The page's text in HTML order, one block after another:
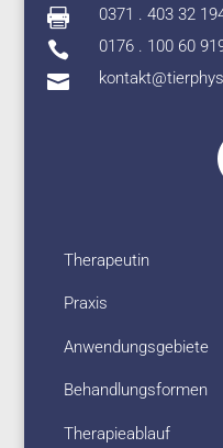
 0371 . 403 32
 0176 . 100 60

Therapeutin
Praxis
Anwendungsgebiete
Behandlungsformen
Therapieablauf